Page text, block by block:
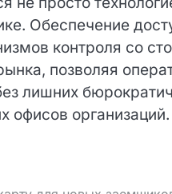
упрощать доступ к
не просто
Обеспечение
контроля со
без лишних